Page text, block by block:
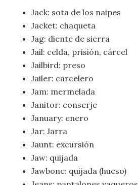
Jack: sota de los naipes
Jacket: chaqueta
Jag: diente de sierra
Jail: celda, prisión, cárcel
Jailbird: preso
Jailer: carcelero
Jam: mermelada
Janitor: conserje
January: enero
Jar: Jarra
Jaunt: excursión
Jaw: quijada
Jawbone: quijada (hueso)